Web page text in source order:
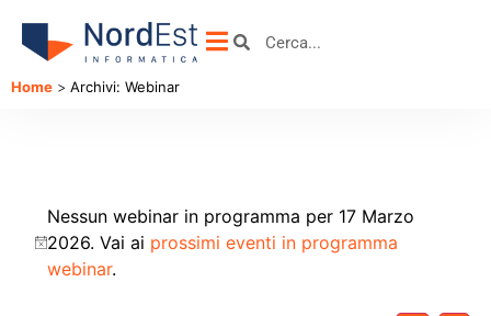
Home > Archivi: Webinar
Notice
Nessun webinar in programma per 17 Marzo
2026. Vai ai prossimi eventi in programma
webinar.